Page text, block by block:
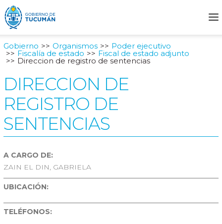
Gobierno Organismos Poder ejecutivo
Fiscalía de estado Fiscal de estado adjunto
Direccion de registro de sentencias
DIRECCION DE
REGISTRO DE
SENTENCIAS
A CARGO DE:
ZAIN EL DIN, GABRIELA
UBICACIÓN:
TELÉFONOS: